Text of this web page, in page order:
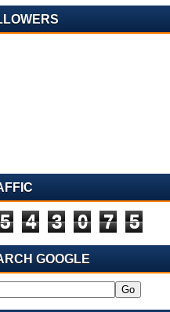
5 4 3 0 7 5
GOOGLE